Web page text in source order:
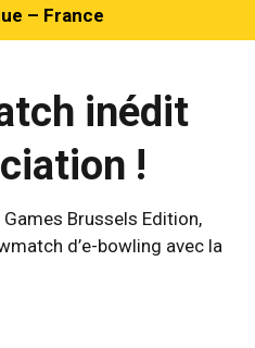
– France
inédit
!
Brussels Edition,
d’e-bowling avec la